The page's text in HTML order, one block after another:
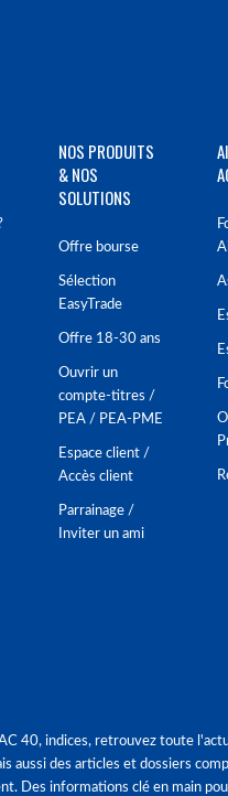
NOS PRODUITS
& NOS
SOLUTIONS
Offre bourse
Sélection
EasyTrade
Offre 18-30 ans
Ouvrir un
compte-titres /
PEA / PEA-PME
Espace client /
Accès client
Parrainage /
Inviter un ami
40, indices, retrouvez toute
aussi des articles et dossiers
Des informations clé en main